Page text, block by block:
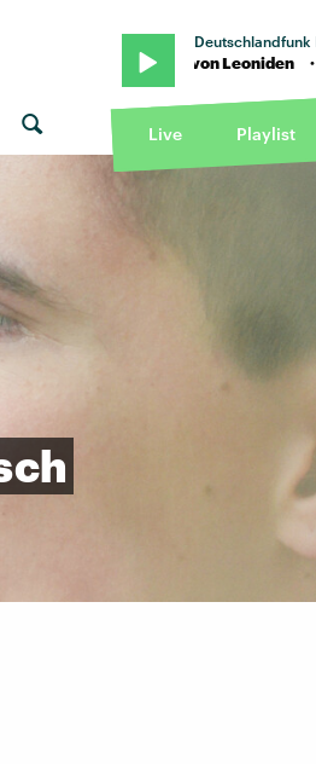
Deutschlandfunk
Feel" von Leoniden · "I Still Feel"
Live Playlist